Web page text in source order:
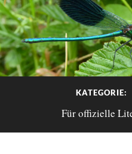
KATEGORIE:
Für offizielle